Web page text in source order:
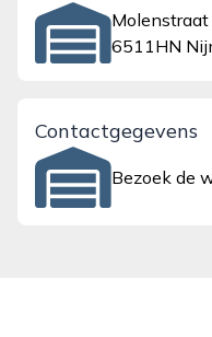
6511HN
Contactgegevens
Bezoek de